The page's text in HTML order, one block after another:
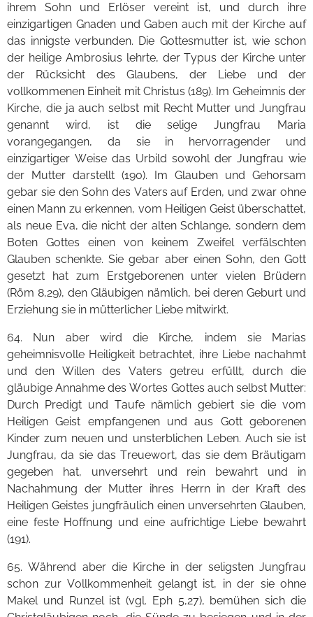
ihrem Sohn und Erlöser vereint ist, und durch ihre
einzigartigen Gnaden und Gaben auch mit der Kirche auf
das innigste verbunden. Die Gottesmutter ist, wie schon
der heilige Ambrosius lehrte, der Typus der Kirche unter
der Rücksicht des Glaubens, der Liebe und der
vollkommenen Einheit mit Christus (189). Im Geheimnis der
Kirche, die ja auch selbst mit Recht Mutter und Jungfrau
genannt wird, ist die selige Jungfrau Maria
vorangegangen, da sie in hervorragender und
einzigartiger Weise das Urbild sowohl der Jungfrau wie
der Mutter darstellt (190). Im Glauben und Gehorsam
gebar sie den Sohn des Vaters auf Erden, und zwar ohne
einen Mann zu erkennen, vom Heiligen Geist überschattet,
als neue Eva, die nicht der alten Schlange, sondern dem
Boten Gottes einen von keinem Zweifel verfälschten
Glauben schenkte. Sie gebar aber einen Sohn, den Gott
gesetzt hat zum Erstgeborenen unter vielen Brüdern
(Röm 8,29), den Gläubigen nämlich, bei deren Geburt und
Erziehung sie in mütterlicher Liebe mitwirkt.
64. Nun aber wird die Kirche, indem sie Marias
geheimnisvolle Heiligkeit betrachtet, ihre Liebe nachahmt
und den Willen des Vaters getreu erfüllt, durch die
gläubige Annahme des Wortes Gottes auch selbst Mutter:
Durch Predigt und Taufe nämlich gebiert sie die vom
Heiligen Geist empfangenen und aus Gott geborenen
Kinder zum neuen und unsterblichen Leben. Auch sie ist
Jungfrau, da sie das Treuewort, das sie dem Bräutigam
gegeben hat, unversehrt und rein bewahrt und in
Nachahmung der Mutter ihres Herrn in der Kraft des
Heiligen Geistes jungfräulich einen unversehrten Glauben,
eine feste Hoffnung und eine aufrichtige Liebe bewahrt
(191).
65. Während aber die Kirche in der seligsten Jungfrau
schon zur Vollkommenheit gelangt ist, in der sie ohne
Makel und Runzel ist (vgl. Eph 5,27), bemühen sich die